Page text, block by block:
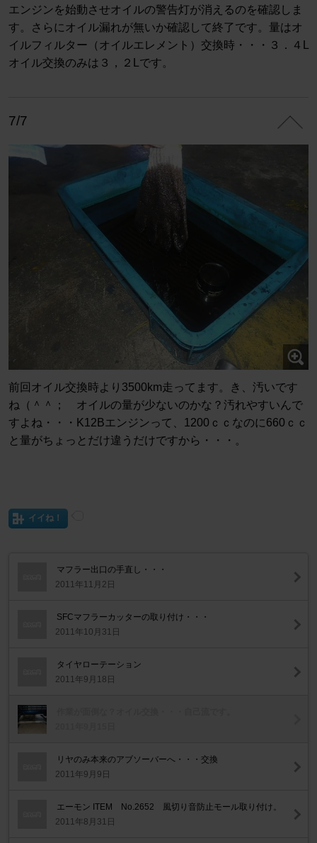
エンジンを始動させオイルの警告灯が消えるのを確認しま
す。さらにオイル漏れが無いか確認して終了です。量はオ
イルフィルター（オイルエレメント）交換時・・・３．４L
オイル交換のみは３，２Lです。
7/7
前回オイル交換時より3500km走ってます。き、汚いです
ね（＾＾； オイルの量が少ないのかな？汚れやすいんで
すよね・・・K12Bエンジンって、1200ｃｃなのに660ｃｃ
と量がちょっとだけ違うだけですから・・・。
イイね！
マフラー出口の手直し・・・
2011年11月2日
SFCマフラーカッターの取り付け・・・
2011年10月31日
タイヤローテーション
2011年9月18日
リヤのみ本来のアブソーバーへ・・・交換
2011年9月9日
エーモン ITEM No.2652 風切り音防止モール取り付け。
2011年8月31日